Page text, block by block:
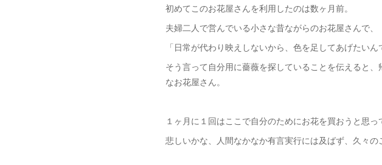
初めてこのお花屋さんを利用したのは数ヶ月前。
夫婦二人で営んでいる小さな昔ながらのお花屋さんで、
「日常が代わり映えしないから、色を足してあげたいん
そう言って自分用に薔薇を探していることを伝えると
なお花屋さん。
１ヶ月に１回はここで自分のためにお花を買おうと思っ
悲しいかな、人間なかなか有言実行には及ばず、久々の